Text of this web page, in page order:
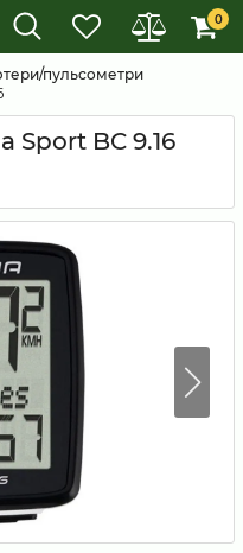
0
пульсометри
BC 9.16